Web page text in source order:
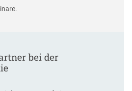
bei der